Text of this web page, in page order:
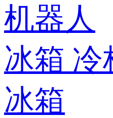
机器人
冰箱 冷
冰箱